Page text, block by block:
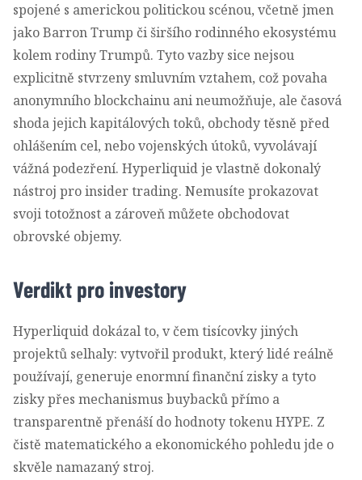
spojené s americkou politickou scénou, včetně jmen
jako Barron Trump či širšího rodinného ekosystému
kolem rodiny Trumpů. Tyto vazby sice nejsou
explicitně stvrzeny smluvním vztahem, což povaha
anonymního blockchainu ani neumožňuje, ale časová
shoda jejich kapitálových toků, obchody těsně před
ohlášením cel, nebo vojenských útoků, vyvolávají
vážná podezření. Hyperliquid je vlastně dokonalý
nástroj pro insider trading. Nemusíte prokazovat
svoji totožnost a zároveň můžete obchodovat
obrovské objemy.
Verdikt pro investory
Hyperliquid dokázal to, v čem tisícovky jiných
projektů selhaly: vytvořil produkt, který lidé reálně
používají, generuje enormní finanční zisky a tyto
zisky přes mechanismus buybacků přímo a
transparentně přenáší do hodnoty tokenu HYPE. Z
čistě matematického a ekonomického pohledu jde o
skvěle namazaný stroj.